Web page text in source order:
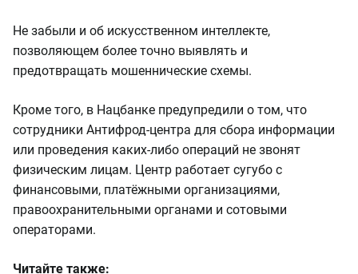
Не забыли и об искусственном интеллекте,
позволяющем более точно выявлять и
предотвращать мошеннические схемы.
Кроме того, в Нацбанке предупредили о том, что
сотрудники Антифрод-центра для сбора информации
или проведения каких-либо операций не звонят
физическим лицам. Центр работает сугубо с
финансовыми, платёжными организациями,
правоохранительными органами и сотовыми
операторами.
Читайте также: